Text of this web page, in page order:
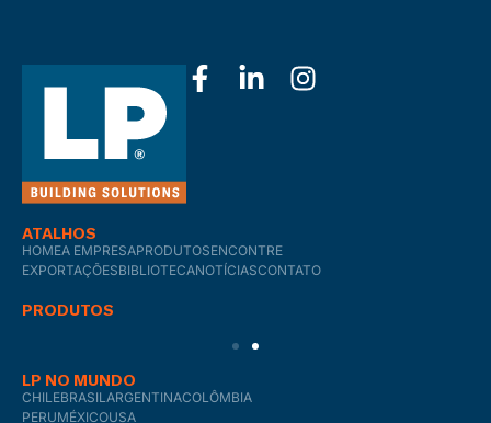
ATALHOS
HOMEA EMPRESAPRODUTOSENCONTRE
EXPORTAÇÕESBIBLIOTECANOTÍCIASCONTATO
PRODUTOS
LP NO MUNDO
CHILEBRASILARGENTINACOLÔMBIA
PERUMÉXICOUSA